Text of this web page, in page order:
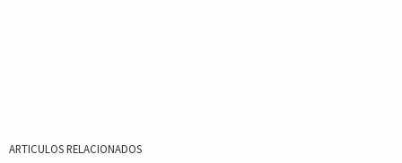
ARTICULOS RELACIONADOS